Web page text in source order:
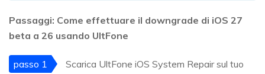
Passaggi: Come effettuare il downgrade di iOS 27
beta a 26 usando UltFone
passo 1
Scarica UltFone iOS System Repair sul tuo